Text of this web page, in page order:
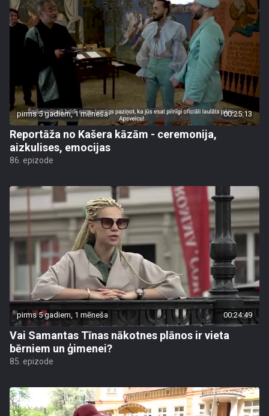
pirms 5 gadiem, 1 mēneša 00:25:13
Reportāža no Kašera kāzām - ceremonija,
aizkulises, emocijas
86. epizode
pirms 5 gadiem, 1 mēneša 00:24:49
Vai Samantas Tīnas nākotnes plānos ir vieta
bērniem un ģimenei?
85. epizode